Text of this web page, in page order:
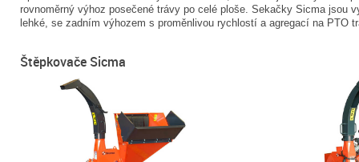
rovnoměrný výhoz posečené trávy po celé ploše. Sekačky Sicma jsou
lehké, se zadním výhozem s proměnlivou rychlostí a agregací na PTO
Štěpkovače Sicma